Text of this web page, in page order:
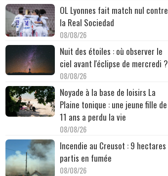
OL Lyonnes fait match nul contre
la Real Sociedad
08/08/26
Nuit des étoiles : où observer le
ciel avant l'éclipse de mercredi ?
08/08/26
Noyade à la base de loisirs La
Plaine tonique : une jeune fille de
11 ans a perdu la vie
08/08/26
Incendie au Creusot : 9 hectares
partis en fumée
08/08/26